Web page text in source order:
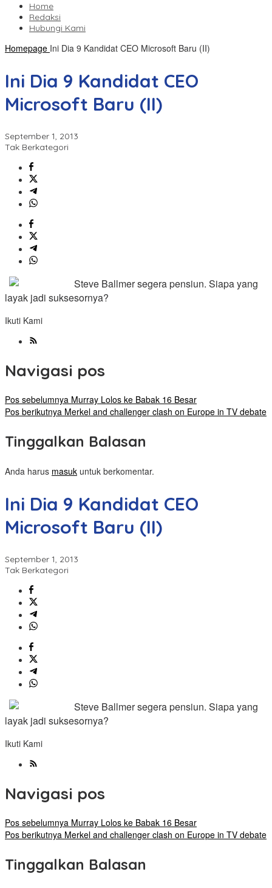
Home
Redaksi
Hubungi Kami
Homepage Ini Dia 9 Kandidat CEO Microsoft Baru (II)
Ini Dia 9 Kandidat CEO
Microsoft Baru (II)
September 1, 2013
Tak Berkategori
Steve Ballmer segera pensiun. Siapa yang
layak jadi suksesornya?
Ikuti Kami
Navigasi pos
Pos sebelumnya Murray Lolos ke Babak 16 Besar
Pos berikutnya Merkel and challenger clash on Europe in TV debate
Tinggalkan Balasan
Anda harus masuk untuk berkomentar.
Ini Dia 9 Kandidat CEO
Microsoft Baru (II)
September 1, 2013
Tak Berkategori
Steve Ballmer segera pensiun. Siapa yang
layak jadi suksesornya?
Ikuti Kami
Navigasi pos
Pos sebelumnya Murray Lolos ke Babak 16 Besar
Pos berikutnya Merkel and challenger clash on Europe in TV debate
Tinggalkan Balasan